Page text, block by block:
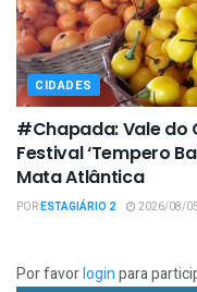
CIDADES
#Chapada: Vale do
Festival ‘Tempero
Mata Atlântica
PORESTAGIÁRIO 2 2026/08/05
Por favorloginpara